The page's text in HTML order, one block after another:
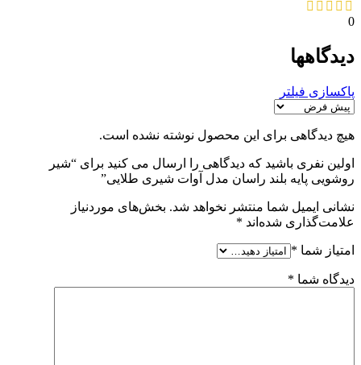
0
دیدگاهها
پاکسازی فیلتر
هیچ دیدگاهی برای این محصول نوشته نشده است.
اولین نفری باشید که دیدگاهی را ارسال می کنید برای “شیر
روشویی پایه بلند راسان مدل آوات شیری طلایی”
نشانی ایمیل شما منتشر نخواهد شد. بخش‌های موردنیاز
علامت‌گذاری شده‌اند *
امتیاز شما *
دیدگاه شما *